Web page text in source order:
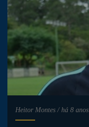
Heitor Montes / há 8 anos